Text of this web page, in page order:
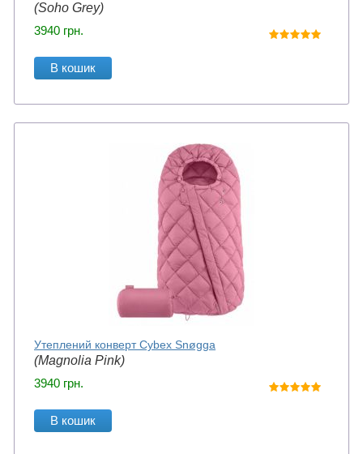
(Soho Grey)
3940 грн.
В кошик
Утеплений конверт Cybex Snøgga
(Magnolia Pink)
3940 грн.
В кошик